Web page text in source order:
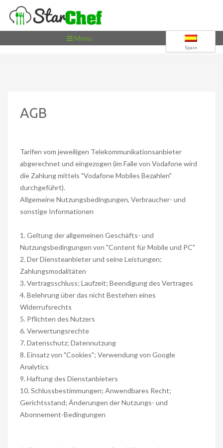
Spain
Toggle
navigation
Menu
AGB
Tarifen vom jeweiligen Telekommunikationsanbieter
abgerechnet und eingezogen (im Falle von Vodafone wird
die Zahlung mittels "Vodafone Mobiles Bezahlen"
durchgeführt).
Allgemeine Nutzungsbedingungen, Verbraucher- und
sonstige Informationen
1. Geltung der allgemeinen Geschäfts- und
Nutzungsbedingungen von "Content für Mobile und PC"
2. Der Diensteanbieter und seine Leistungen;
Zahlungsmodalitäten
3. Vertragsschluss; Laufzeit; Beendigung des Vertrages
4. Belehrung über das nicht Bestehen eines
Widerrufsrechts
5. Pflichten des Nutzers
6. Verwertungsrechte
7. Datenschutz; Datennutzung
8. Einsatz von "Cookies"; Verwendung von Google
Analytics
9. Haftung des Dienstanbieters
10. Schlussbestimmungen; Anwendbares Recht;
Gerichtsstand; Änderungen der Nutzungs- und
Abonnement-Bedingungen